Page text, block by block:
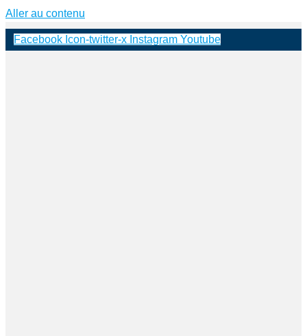
Aller au contenu
Facebook Icon-twitter-x Instagram Youtube